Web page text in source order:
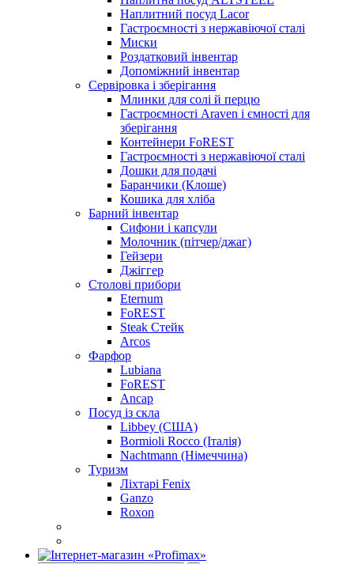
Наплитний посуд Lacor
Гастроємності з нержавіючої сталі
Миски
Роздатковий інвентар
Допоміжний інвентар
Сервіровка і зберігання
Млинки для солі й перцю
Гастроємності Araven і ємності для
зберігання
Контейнери FoREST
Гастроємності з нержавіючої сталі
Дошки для подачі
Баранчики (Клоше)
Кошика для хліба
Барний інвентар
Сифони і капсули
Молочник (пітчер/джаг)
Гейзери
Джіггер
Столові прибори
Eternum
FoREST
Steak Стейк
Arcos
Фарфор
Lubiana
FoREST
Ancap
Посуд із скла
Libbey (США)
Bormioli Rocco (Італія)
Nachtmann (Німеччина)
Туризм
Ліхтарі Fenix
Ganzo
Roxon